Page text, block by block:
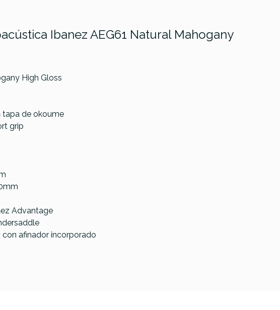
Ibanez AEG61 Natural Mahogany
High Gloss
tapa de okoume
grip
Advantage
con afinador incorporado
330,00 €